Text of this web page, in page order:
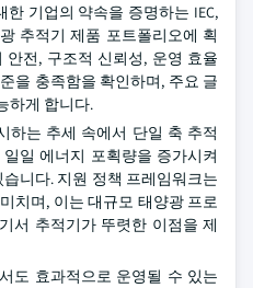
기업의 약속을 증명하는 IEC,
추적기 제품 포트폴리오에 획
전, 구조적 신뢰성, 운영 효율
을 충족함을 확인하며, 주요 글
하게 합니다.
하는 추세 속에서 단일 축 추적
일 에너지 포획량을 증가시켜
니다. 지원 정책 프레임워크는
치며, 이는 대규모 태양광 프로
서 추적기가 뚜렷한 이점을 제
도 효과적으로 운영될 수 있는